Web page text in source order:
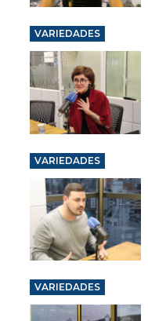
VARIEDADES
VARIEDADES
VARIEDADES